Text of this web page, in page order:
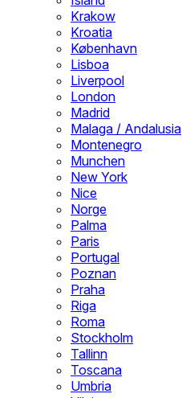
Krakow
Kroatia
København
Lisboa
Liverpool
London
Madrid
Malaga / Andalusia
Montenegro
Munchen
New York
Nice
Norge
Palma
Paris
Portugal
Poznan
Praha
Riga
Roma
Stockholm
Tallinn
Toscana
Umbria